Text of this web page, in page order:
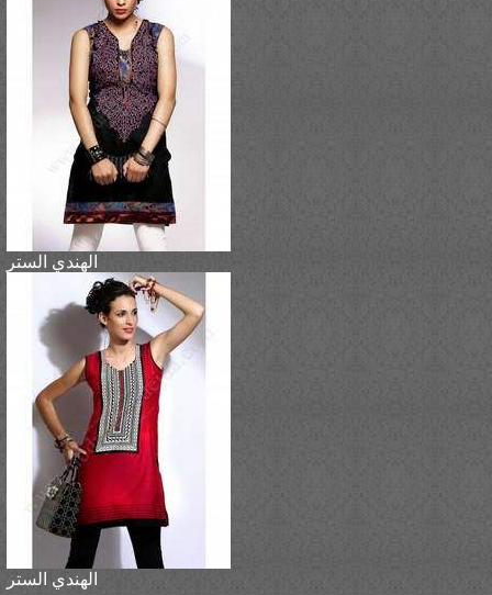
الهندي الستر
الهندي الستر